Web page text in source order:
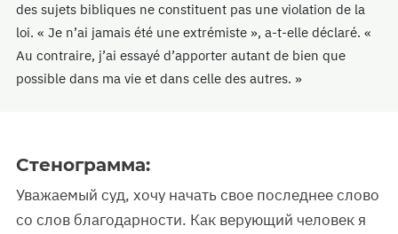
des sujets bibliques ne constituent pas une violation de la
loi. « Je n’ai jamais été une extrémiste », a-t-elle déclaré. «
Au contraire, j’ai essayé d’apporter autant de bien que
possible dans ma vie et dans celle des autres. »
Стенограмма:
Уважаемый суд, хочу начать свое последнее слово
со слов благодарности. Как верующий человек я